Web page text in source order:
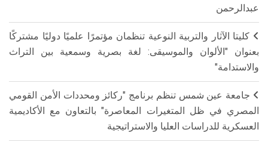
عبدالرحمن
كليتا الآثار والتربية النوعية تنظمان مؤتمرًا علميًا دوليًا مشتركًا
بعنوان "الألوان والموسيقى: لغة بصرية وسمعية بين التراث
والاستدامة"
جامعة عين شمس تنظم برنامج "ركائز ومحددات الأمن القومي
المصري في ظل المتغيرات المعاصرة" بالتعاون مع الأكاديمية
العسكرية للدراسات العليا والاستراتيجية